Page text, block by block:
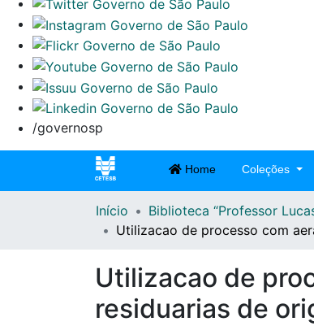
/governosp
Home Coleções
Início Biblioteca “Professor
Utilizacao de processo com
Utilizacao de
residuarias de